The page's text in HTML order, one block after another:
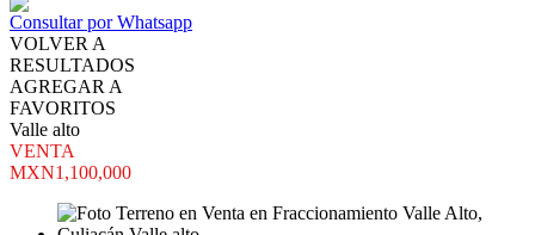
Consultar por Whatsapp
VOLVER A
RESULTADOS
AGREGAR A
FAVORITOS
Valle alto
VENTA
MXN1,100,000